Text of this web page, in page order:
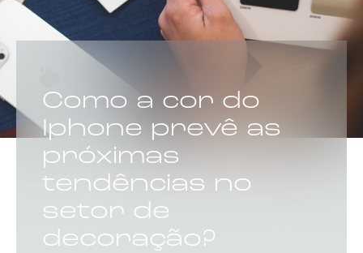
Lummia
Como a cor do
Iphone prevê as
próximas
tendências no
setor de
decoração?